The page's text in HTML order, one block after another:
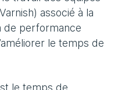
associé à la
de performance
le temps de
le temps de